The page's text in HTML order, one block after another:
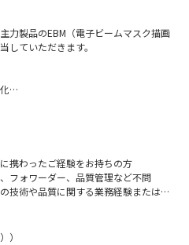
とつの目標を目指す事で、数々の最先
てきました。日本の半導体メーカーの
ンジニアだけでなく、アメリカ本社や
む、あるいは日本のエンジニアが他の
目安TOEIC 500点以上）
持つ方
手続き、納品の受け入れなどの業務経
力製品のEBM（電子ビームマスク描画
していただきます。
が定めるリスト規制のどこに該当
法、米国規制(EAR)等）改正時の該非
定結果に変更がないかどうかを技術
方法や技術情報管理方法の開発
物流担当者といった当社のほとんど
ンが求められます。
携わったご経験をお持ちの方
フォワーダー、品質管理など不問
技術や品質に関する業務経験または知
）